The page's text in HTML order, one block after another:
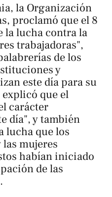
la Organización
proclamó que el 8
la lucha contra la
trabajadoras",
de los
y
este día para su
que el
carácter
día", y también
lucha que los
mujeres
habían iniciado
de las